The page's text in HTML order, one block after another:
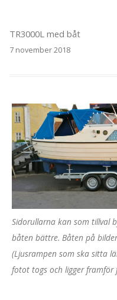
TR3000L med båt
7 november 2018
Sidorullarna kan som tillval
båten bättre. Båten på
(Ljusrampen som ska sitta
fotot togs och ligger framför